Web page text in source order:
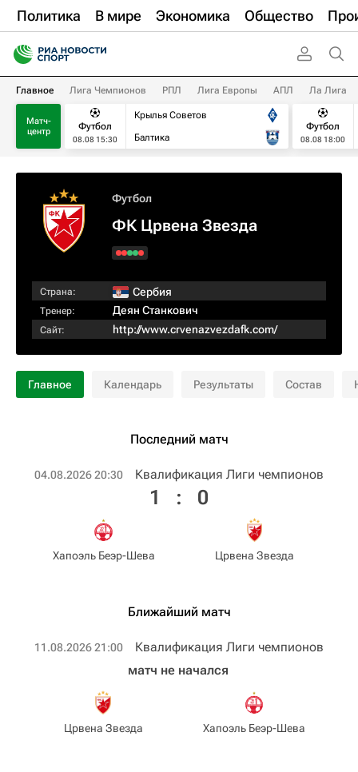
Политика В мире Экономика Общество
Главное Лига Чемпионов РПЛ Лига Европы АПЛ Ла Лига
Матч-
центр
Футбол
08.08 15:30
Крылья Советов
Балтика
Футбол
08.08 18:00
Футбол
ФК Црвена Звезда
Страна: Сербия
Тренер: Деян Станкович
Сайт: http://www.crvenazvezdafk.com/
Главное Календарь Результаты Состав
Последний матч
04.08.2026 20:30 Квалификация Лиги чемпионов
Хапоэль Беэр-Шева
1 : 0
Црвена Звезда
Ближайший матч
11.08.2026 21:00 Квалификация Лиги чемпионов
Црвена Звезда
матч не начался
Хапоэль Беэр-Шева